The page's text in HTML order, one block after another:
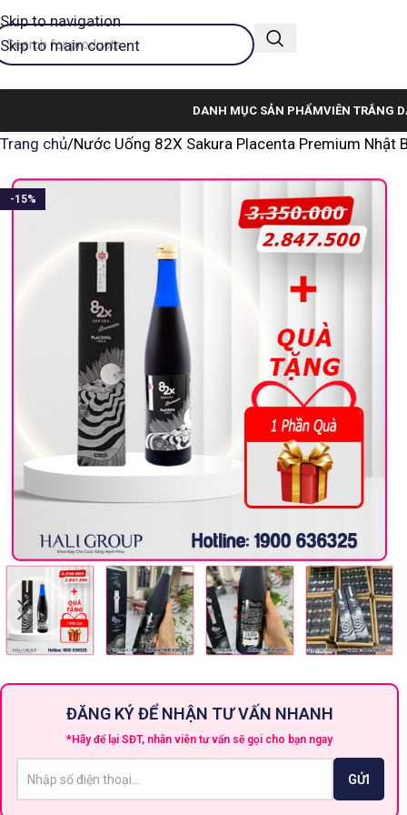
Skip to navigation
Skip to main content
DANH MỤC SẢN PHẨMVIÊN TRẮNG
Trang chủ Nước Uống 82X Sakura Placenta Premium Nhật
-15%
ĐĂNG KÝ ĐỂ NHẬN TƯ VẤN NHANH
*Hãy để lại SĐT, nhân viên tư vấn sẽ gọi cho bạn ngay